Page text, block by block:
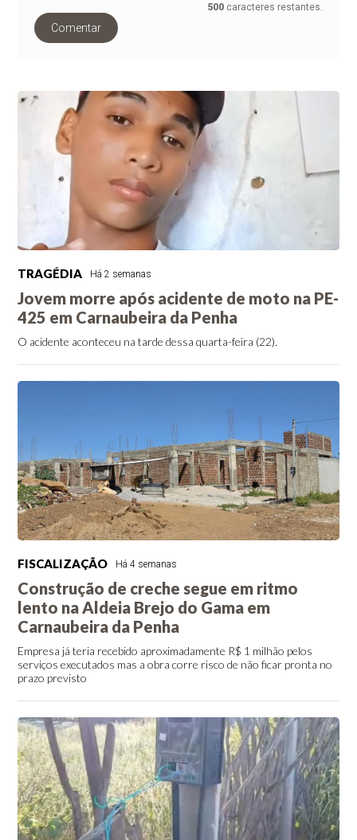
500 caracteres restantes.
Comentar
TRAGÉDIA Há 2 semanas
Jovem morre após acidente de moto na PE-
425 em Carnaubeira da Penha
O acidente aconteceu na tarde dessa quarta-feira (22).
FISCALIZAÇÃO Há 4 semanas
Construção de creche segue em ritmo
lento na Aldeia Brejo do Gama em
Carnaubeira da Penha
Empresa já teria recebido aproximadamente R$ 1 milhão pelos
serviços executados mas a obra corre risco de não ficar pronta no
prazo previsto